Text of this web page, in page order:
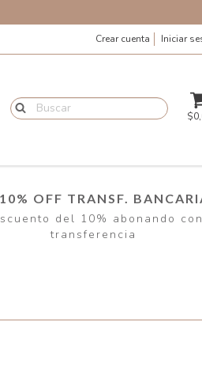
Crear cuenta Iniciar
10% OFF TRANSF.
del 10% abonando con
transferencia